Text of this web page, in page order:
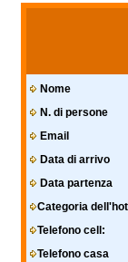
Nome
N. di persone
Email
Data di arrivo
Data partenza
Categoria
Telefono cell:
Telefono casa